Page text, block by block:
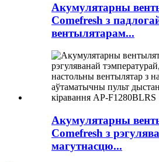
Акумулятарны
Comefresh з
вентылятарам...
Акумулятарны
Comefresh з
магутнасцю...